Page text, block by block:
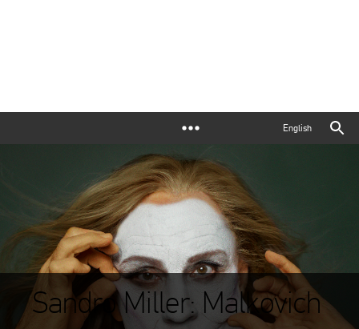
English
Sandro Miller: Malkovich